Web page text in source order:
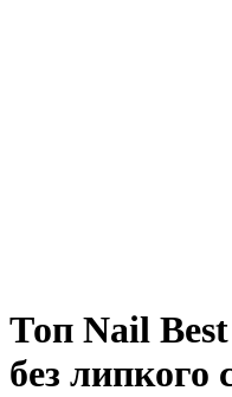
Топ Nail
без липкого